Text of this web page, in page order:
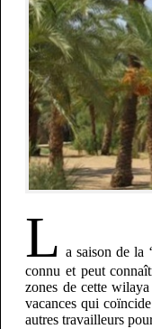
L a saison de la
connu et peut
zones de cette
vacances qui
autres travailleurs